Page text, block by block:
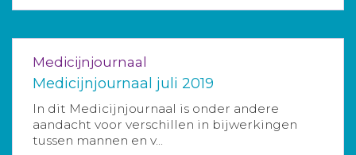
Medicijnjournaal
Medicijnjournaal juli 2019
In dit Medicijnjournaal is onder andere
aandacht voor verschillen in bijwerkingen
tussen mannen en v...